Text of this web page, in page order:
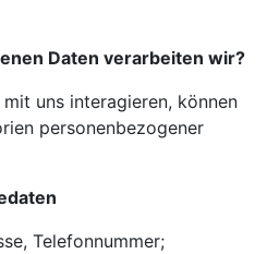
Daten verarbeiten wir?
uns interagieren, können
personenbezogener
Telefonnummer;